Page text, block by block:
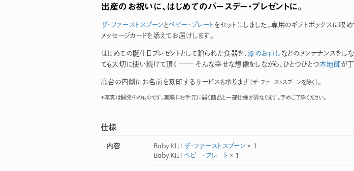
出産のお祝いに、はじめてのバースデー・プレゼントに。
ザ・ファーストスプーンとベビー・プレートをセットにしました。専用のギフトボックスに収
メッセージカードを添えてお届けします。
はじめての誕生日プレゼントとして贈られた食器を、漆のお直しなどのメンテナンスをし
ても大切に使い続けて頂く ― そんな幸せな想像をしながら、ひとつひとつ木地師が
高台の内側にお名前を刻印するサービスも承ります （ザ・ファーストスプーンを除く）。
＊写真は開発中のものです。実際にお手元に届く商品と一部仕様が異なります。予めご了承ください。
仕様
内容 Baby KIJIザ・ファーストスプーン × 1
Baby KIJIベビー・プレート × 1